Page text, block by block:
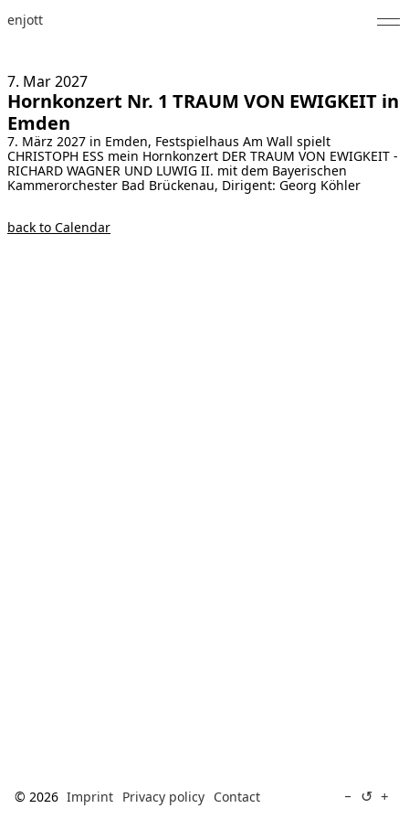
enjott
Selected Works
Catalogue of Works
About
Photos
7. Mar2027
Hornkonzert Nr. 1 TRAUM VON EWIGKEIT in
Emden
7. März 2027 in Emden, Festspielhaus Am Wall spielt
CHRISTOPH ESS mein Hornkonzert DER TRAUM VON EWIGKEIT -
RICHARD WAGNER UND LUWIG II. mit dem Bayerischen
Kammerorchester Bad Brückenau, Dirigent: Georg Köhler
back to Calendar
© 2026 Imprint Privacy policy Contact − ↺ +